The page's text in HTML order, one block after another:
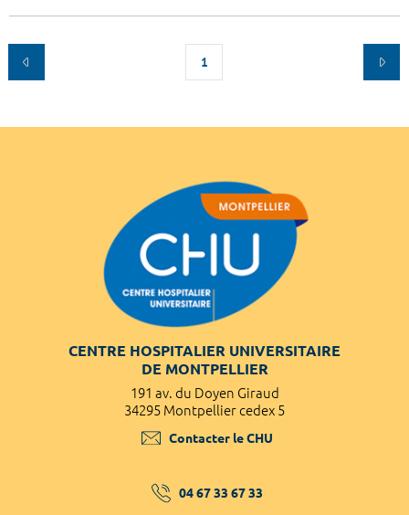
1
CENTRE HOSPITALIER UNIVERSITAIRE
DE MONTPELLIER
191 av. du Doyen Giraud
34295 Montpellier cedex 5
Contacter le CHU
04 67 33 67 33